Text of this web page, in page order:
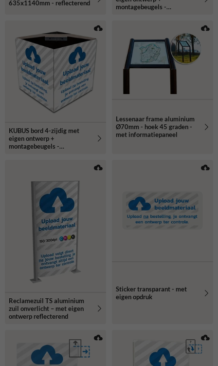
635x1140mm - reflecterend
montagebeugels -
KUBUS bord 4-zijdig met
eigen ontwerp +
montagebeugels -
Lessenaar frame aluminium
Ø70mm - hoek 45 graden -
met informatiepaneel
Reclamezuil TS aluminium
zuil onverlicht – met eigen
ontwerp reflecterend
Sticker transparant - met
eigen opdruk